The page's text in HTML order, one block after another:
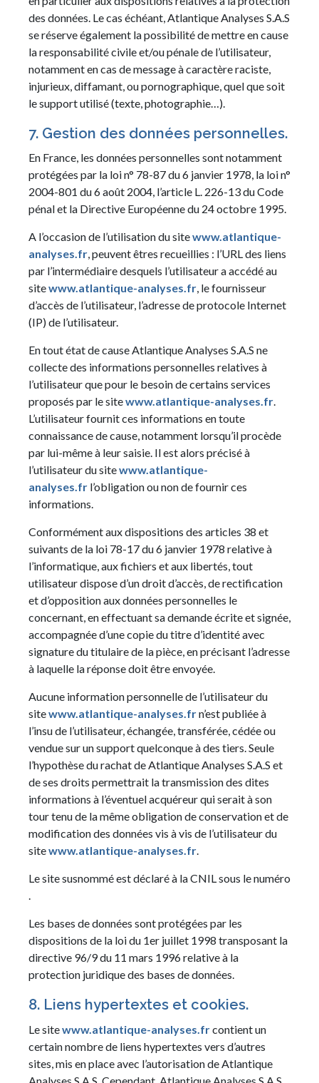
des données. Le cas échéant, Atlantique Analyses S.A.S
se réserve également la possibilité de mettre en cause
la responsabilité civile et/ou pénale de l’utilisateur,
notamment en cas de message à caractère raciste,
injurieux, diffamant, ou pornographique, quel que soit
le support utilisé (texte, photographie…).
7. Gestion des données personnelles.
En France, les données personnelles sont notamment
protégées par la loi n° 78-87 du 6 janvier 1978, la loi n°
2004-801 du 6 août 2004, l’article L. 226-13 du Code
pénal et la Directive Européenne du 24 octobre 1995.
A l’occasion de l’utilisation du sitewww.atlantique-
analyses.fr, peuvent êtres recueillies : l’URL des liens
par l’intermédiaire desquels l’utilisateur a accédé au
sitewww.atlantique-analyses.fr, le fournisseur
d’accès de l’utilisateur, l’adresse de protocole Internet
(IP) de l’utilisateur.
En tout état de cause Atlantique Analyses S.A.S ne
collecte des informations personnelles relatives à
l’utilisateur que pour le besoin de certains services
proposés par le sitewww.atlantique-analyses.fr.
L’utilisateur fournit ces informations en toute
connaissance de cause, notamment lorsqu’il procède
par lui-même à leur saisie. Il est alors précisé à
l’utilisateur du sitewww.atlantique-
analyses.fr l’obligation ou non de fournir ces
informations.
Conformément aux dispositions des articles 38 et
suivants de la loi 78-17 du 6 janvier 1978 relative à
l’informatique, aux fichiers et aux libertés, tout
utilisateur dispose d’un droit d’accès, de rectification
et d’opposition aux données personnelles le
concernant, en effectuant sa demande écrite et signée,
accompagnée d’une copie du titre d’identité avec
signature du titulaire de la pièce, en précisant l’adresse
à laquelle la réponse doit être envoyée.
Aucune information personnelle de l’utilisateur du
sitewww.atlantique-analyses.frn’est publiée à
l’insu de l’utilisateur, échangée, transférée, cédée ou
vendue sur un support quelconque à des tiers. Seule
l’hypothèse du rachat de Atlantique Analyses S.A.S et
de ses droits permettrait la transmission des dites
informations à l’éventuel acquéreur qui serait à son
tour tenu de la même obligation de conservation et de
modification des données vis à vis de l’utilisateur du
sitewww.atlantique-analyses.fr.
Le site susnommé est déclaré à la CNIL sous le numéro
.
Les bases de données sont protégées par les
dispositions de la loi du 1er juillet 1998 transposant la
directive 96/9 du 11 mars 1996 relative à la
protection juridique des bases de données.
8. Liens hypertextes et cookies.
Le sitewww.atlantique-analyses.frcontient un
certain nombre de liens hypertextes vers d’autres
sites, mis en place avec l’autorisation de Atlantique
Analyses S.A.S. Cependant, Atlantique Analyses S.A.S